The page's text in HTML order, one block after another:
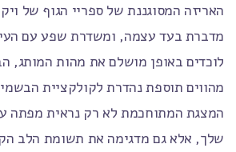
האריזה המסוגננת של ספריי הגוף של
מדברת בעד עצמה, ומשדרת שפע עם
לוכדים באופן מושלם את מהות המותג,
מהווים תוספת נהדרת לקולקציית
המצגת המתוחכמת לא רק נראית מפתה
שלך, אלא גם מדגימה את תשומת הלב